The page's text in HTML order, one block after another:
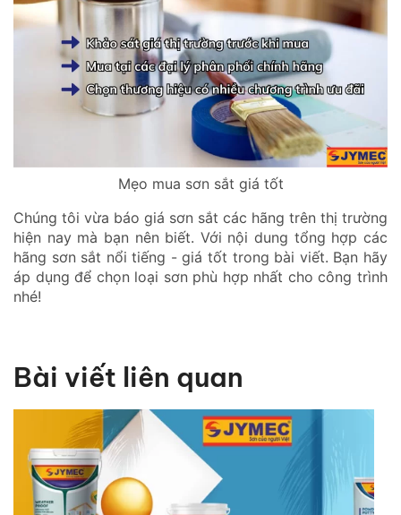
Mẹo mua sơn sắt giá tốt
Chúng tôi vừa báo giá sơn sắt các hãng trên thị trường
hiện nay mà bạn nên biết. Với nội dung tổng hợp các
hãng sơn sắt nổi tiếng - giá tốt trong bài viết. Bạn hãy
áp dụng để chọn loại sơn phù hợp nhất cho công trình
nhé!
Bài viết liên quan